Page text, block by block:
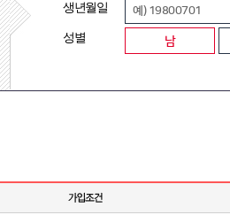
생년월일
성별 남